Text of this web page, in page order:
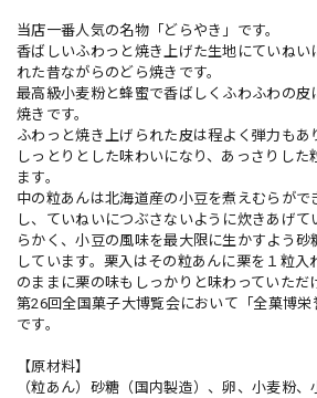
当店一番人気の名物「どらやき」です。
香ばしいふわっと焼き上げた生地にていねい
れた昔ながらのどら焼きです。
最高級小麦粉と蜂蜜で香ばしくふわふわの皮
焼きです。
ふわっと焼き上げられた皮は程よく弾力もあ
しっとりとした味わいになり、あっさりした
ます。
中の粒あんは北海道産の小豆を煮えむらがで
し、ていねいにつぶさないように炊きあげて
らかく、小豆の風味を最大限に生かすよう砂
しています。栗入はその粒あんに栗を１粒入
のままに栗の味もしっかりと味わっていただ
第26回全国菓子大博覧会において「全菓博
です。
【原材料】
（粒あん）砂糖（国内製造）、卵、小麦粉